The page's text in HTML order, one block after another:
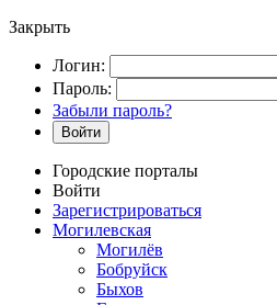
Закрыть
Логин:
Пароль:
Забыли пароль?
Войти
Городские порталы
Войти
Зарегистрироваться
Могилевская
Могилёв
Бобруйск
Быхов